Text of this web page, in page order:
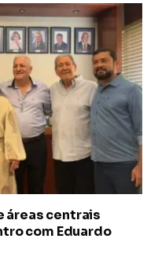
áreas centrais
com Eduardo